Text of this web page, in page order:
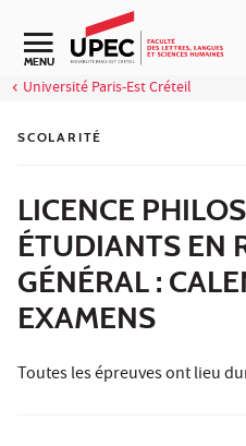
Aller au contenu
Navigation secondaire
MENU
Université Paris-Est Créteil
SCOLARITÉ
LICENCE
ÉTUDIANTS EN
GÉNÉRAL :
EXAMENS
Toutes les épreuves ont lieu